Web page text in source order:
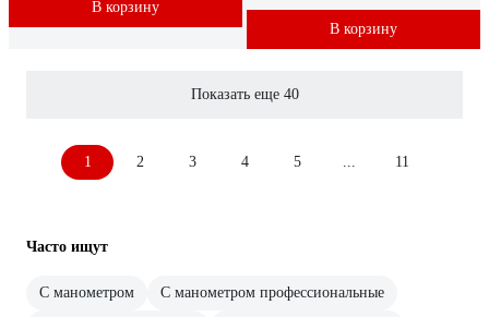
В корзину
В корзину
Показать еще 40
1 2 3 4 5 11
Часто ищут
С манометром С манометром профессиональные